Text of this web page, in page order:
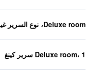
Deluxe room، نوع السرير غير معروف
Deluxe room، 1 سرير كينغ